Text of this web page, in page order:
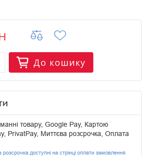
До кошику
товару, Google Pay, Картою
PrivatPay, Миттєва розсрочка, Оплата
доступні на стрінці оплати замовлення